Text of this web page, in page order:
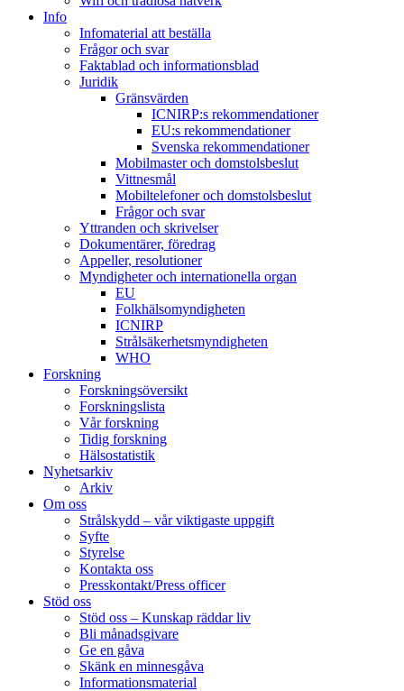
Info
Infomaterial att beställa
Frågor och svar
Faktablad och informationsblad
Juridik
Gränsvärden
ICNIRP:s rekommendationer
EU:s rekommendationer
Svenska rekommendationer
Mobilmaster och domstolsbeslut
Vittnesmål
Mobiltelefoner och domstolsbeslut
Frågor och svar
Yttranden och skrivelser
Dokumentärer, föredrag
Appeller, resolutioner
Myndigheter och internationella organ
EU
Folkhälsomyndigheten
ICNIRP
Strålsäkerhetsmyndigheten
WHO
Forskning
Forskningsöversikt
Forskningslista
Vår forskning
Tidig forskning
Hälsostatistik
Nyhetsarkiv
Arkiv
Om oss
Strålskydd – vår viktigaste uppgift
Syfte
Styrelse
Kontakta oss
Presskontakt/Press officer
Stöd oss
Stöd oss – Kunskap räddar liv
Bli månadsgivare
Ge en gåva
Skänk en minnesgåva
Informationsmaterial